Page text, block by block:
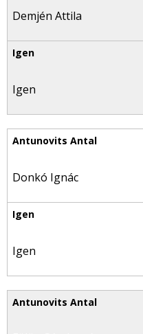
Demjén Attila
Igen
Donkó Ignác
Igen